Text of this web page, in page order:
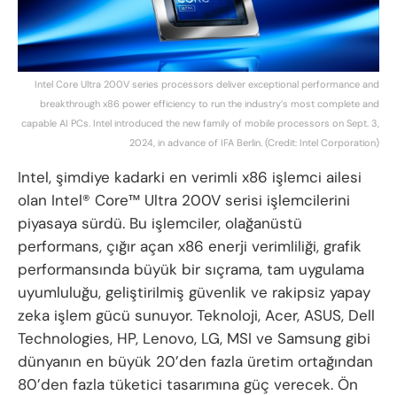
Intel Core Ultra 200V series processors deliver exceptional performance and
breakthrough x86 power efficiency to run the industry’s most complete and
capable AI PCs. Intel introduced the new family of mobile processors on Sept. 3,
2024, in advance of IFA Berlin. (Credit: Intel Corporation)
Intel, şimdiye kadarki en verimli x86 işlemci ailesi
olan Intel® Core™ Ultra 200V serisi işlemcilerini
piyasaya sürdü. Bu işlemciler, olağanüstü
performans, çığır açan x86 enerji verimliliği, grafik
performansında büyük bir sıçrama, tam uygulama
uyumluluğu, geliştirilmiş güvenlik ve rakipsiz yapay
zeka işlem gücü sunuyor. Teknoloji, Acer, ASUS, Dell
Technologies, HP, Lenovo, LG, MSI ve Samsung gibi
dünyanın en büyük 20’den fazla üretim ortağından
80’den fazla tüketici tasarımına güç verecek. Ön